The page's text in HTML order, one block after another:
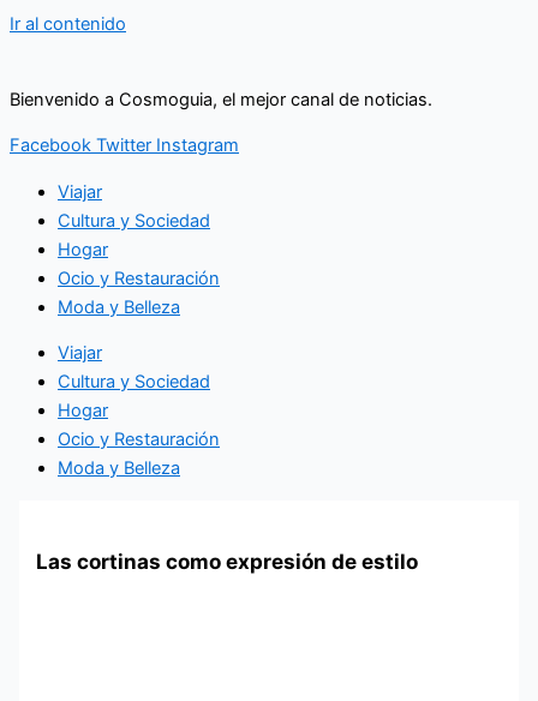
Ir al contenido
Bienvenido a Cosmoguia, el mejor canal de noticias.
Facebook Twitter Instagram
Viajar
Cultura y Sociedad
Hogar
Ocio y Restauración
Moda y Belleza
Viajar
Cultura y Sociedad
Hogar
Ocio y Restauración
Moda y Belleza
Las cortinas como expresión de estilo